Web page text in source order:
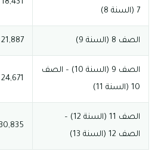
7 (السنة 8)
18,431
الصف 8 (السنة 9) 21,887
الصف 9 (السنة 10) – الصف
10 (السنة 11)
24,671
الصف 11 (السنة 12) –
الصف 12 (السنة 13)
30,835